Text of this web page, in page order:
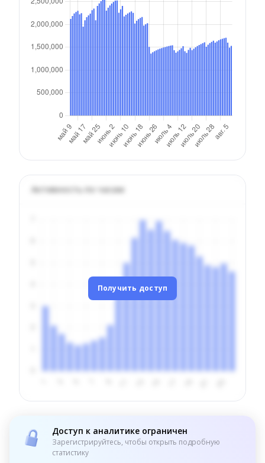
Активность по часам
Получить доступ
Доступ к аналитике ограничен
Зарегистрируйтесь, чтобы открыть подробную
статистику